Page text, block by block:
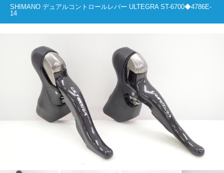
SHIMANO デュアルコントロールレバー ULTEGRA ST-6700◆4786E-
14